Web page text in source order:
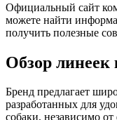
Официальный сайт
можете найти
получить полезные
Обзор линеек
Бренд предлагает
разработанных для
собаки, независимо